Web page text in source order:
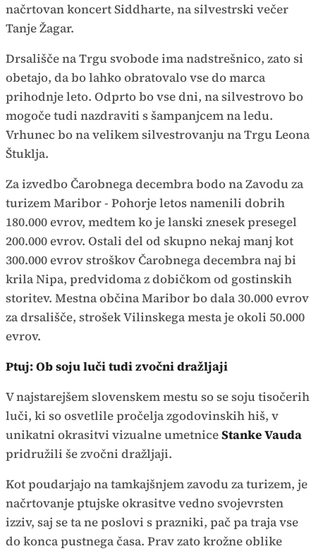
načrtovan koncert Siddharte, na silvestrski večer
Tanje Žagar.
Drsališče na Trgu svobode ima nadstrešnico, zato si
obetajo, da bo lahko obratovalo vse do marca
prihodnje leto. Odprto bo vse dni, na silvestrovo bo
mogoče tudi nazdraviti s šampanjcem na ledu.
Vrhunec bo na velikem silvestrovanju na Trgu Leona
Štuklja.
Za izvedbo Čarobnega decembra bodo na Zavodu za
turizem Maribor - Pohorje letos namenili dobrih
180.000 evrov, medtem ko je lanski znesek presegel
200.000 evrov. Ostali del od skupno nekaj manj kot
300.000 evrov stroškov Čarobnega decembra naj bi
krila Nipa, predvidoma z dobičkom od gostinskih
storitev. Mestna občina Maribor bo dala 30.000 evrov
za drsališče, strošek Vilinskega mesta je okoli 50.000
evrov.
Ptuj: Ob soju luči tudi zvočni dražljaji
V najstarejšem slovenskem mestu so se soju tisočerih
luči, ki so osvetlile pročelja zgodovinskih hiš, v
unikatni okrasitvi vizualne umetniceStanke Vauda
pridružili še zvočni dražljaji.
Kot poudarjajo na tamkajšnjem zavodu za turizem, je
načrtovanje ptujske okrasitve vedno svojevrsten
izziv, saj se ta ne poslovi s prazniki, pač pa traja vse
do konca pustnega časa. Prav zato krožne oblike